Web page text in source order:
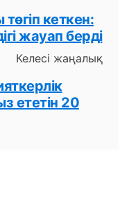
кеткен:
жауап берді
Келесі жаңалық
ететін 20